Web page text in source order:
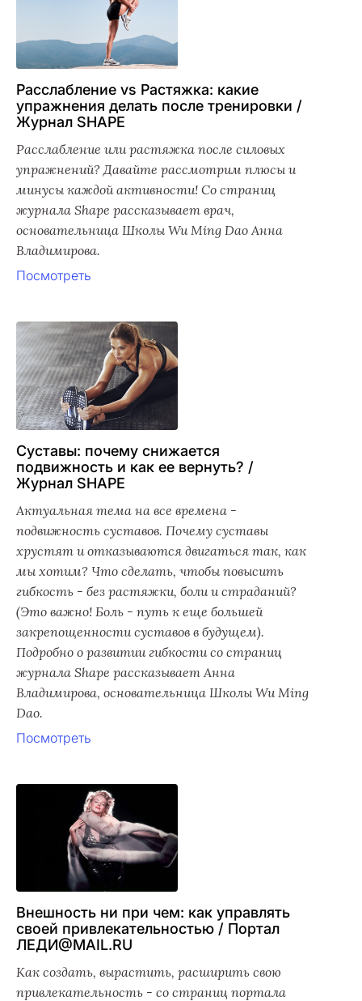
Расслабление vs Растяжка: какие
упражнения делать после тренировки /
Журнал SHAPE
Расслабление или растяжка после силовых
упражнений? Давайте рассмотрим плюсы и
минусы каждой активности! Со страниц
журнала Shape рассказывает врач,
основательница Школы Wu Ming Dao Анна
Владимирова.
Посмотреть
Суставы: почему снижается
подвижность и как ее вернуть? /
Журнал SHAPE
Актуальная тема на все времена -
подвижность суставов. Почему суставы
хрустят и отказываются двигаться так, как
мы хотим? Что сделать, чтобы повысить
гибкость - без растяжки, боли и страданий?
(Это важно! Боль - путь к еще большей
закрепощенности суставов в будущем).
Подробно о развитии гибкости со страниц
журнала Shape рассказывает Анна
Владимирова, основательница Школы Wu Ming
Dao.
Посмотреть
Внешность ни при чем: как управлять
своей привлекательностью / Портал
ЛЕДИ@MAIL.RU
Как создать, вырастить, расширить свою
привлекательность - со страниц портала